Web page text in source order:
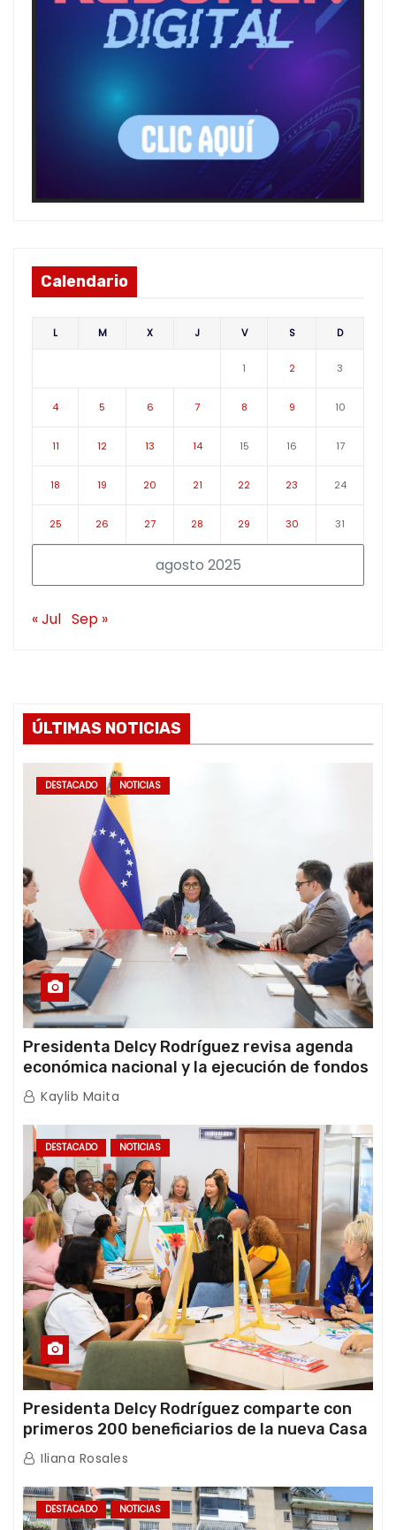
Calendario
agosto 2025
L M X J V S D
1 2 3
4 5 6 7 8 9 10
11 12 13 14 15 16 17
18 19 20 21 22 23 24
25 26 27 28 29 30 31
« Jul Sep »
ÚLTIMAS NOTICIAS
DESTACADO NOTICIAS
Presidenta Delcy Rodríguez revisa agenda
económica nacional y la ejecución de fondos
de emergencia post-sismos
Kaylib Maita
DESTACADO NOTICIAS
Presidenta Delcy Rodríguez comparte con
primeros 200 beneficiarios de la nueva Casa
de los Abuelos “La Primavera” en Caracas
Iliana Rosales
DESTACADO NOTICIAS